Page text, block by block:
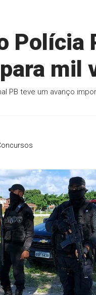
Polícia
mil
PB teve um avanço